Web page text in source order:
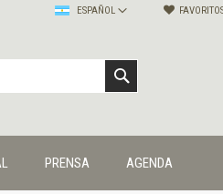
ESPAÑOL
PRENSA AGENDA